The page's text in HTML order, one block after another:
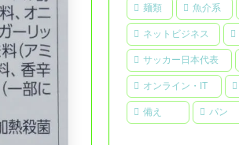
麺類 魚介系
ネットビジネス
サッカー日本代表
オンライン・IT
備え パン